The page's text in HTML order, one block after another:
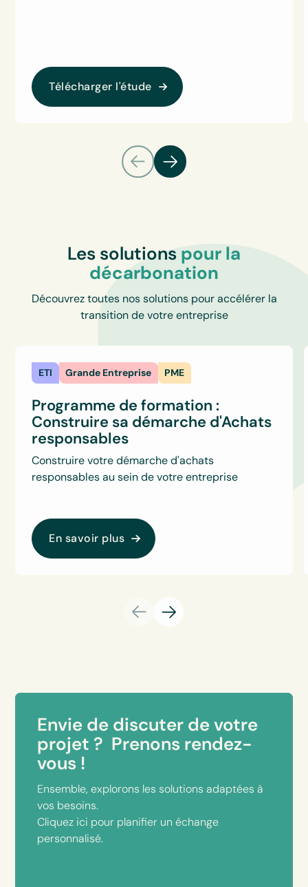
Télécharger l'étude
Les solutions pour la
décarbonation
Découvrez toutes nos solutions pour accélérer la
transition de votre entreprise
ETI Grande Entreprise PME
Programme de formation :
Construire sa démarche d'Achats
responsables
Construire votre démarche d'achats
responsables au sein de votre entreprise
En savoir plus
Envie de discuter de votre
projet ? Prenons rendez-
vous !
Ensemble, explorons les solutions adaptées à
vos besoins.
Cliquez ici pour planifier un échange
personnalisé.